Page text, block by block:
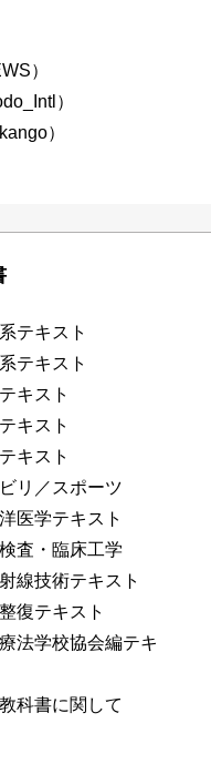
）
）
）
テキスト
テキスト
キスト
キスト
キスト
リ／スポーツ
医学テキスト
査・臨床工学
射線技術テキスト
復テキスト
法学校協会編テキ
科書に関して